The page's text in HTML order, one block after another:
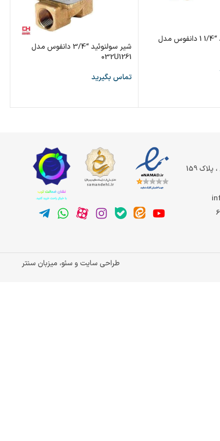
شیر سولنوئید “1/4 1 دانفوس مدل
شیر سولنوئید “3/4 دانفوس مدل
032U1261
تماس بگیرید
159
طراحی سایت و سئو، میزبان سنتر